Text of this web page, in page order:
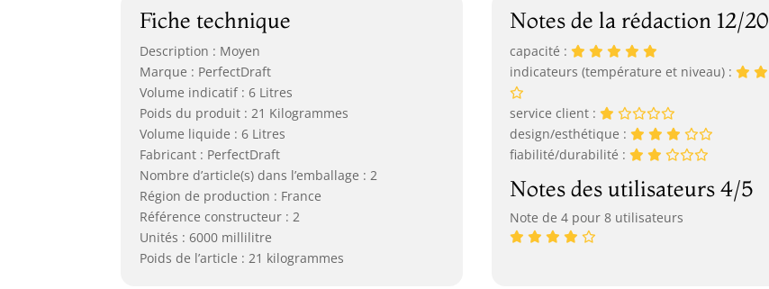
Fiche technique
Description : Moyen
Marque : PerfectDraft
Volume indicatif : 6 Litres
Poids du produit : 21 Kilogrammes
Volume liquide : 6 Litres
Fabricant : PerfectDraft
Nombre d’article(s) dans l’emballage : 2
Région de production : France
Référence constructeur : 2
Unités : 6000 millilitre
Poids de l’article : 21 kilogrammes
Notes de la rédaction 12/20
capacité :
indicateurs (température et niveau) :
service client :
design/esthétique :
fiabilité/durabilité :
Notes des utilisateurs 4/5
Note de 4 pour 8 utilisateurs